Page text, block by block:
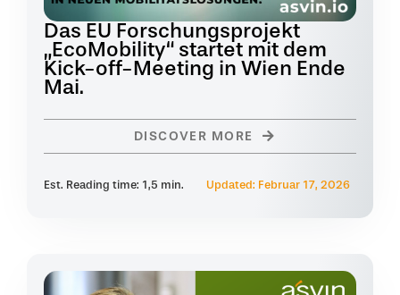
Das EU Forschungsprojekt
„EcoMobility“ startet mit dem
Kick-off-Meeting in Wien Ende
Mai.
DISCOVER MORE
Est. Reading time: 1,5 min. Updated: Februar 17, 2026